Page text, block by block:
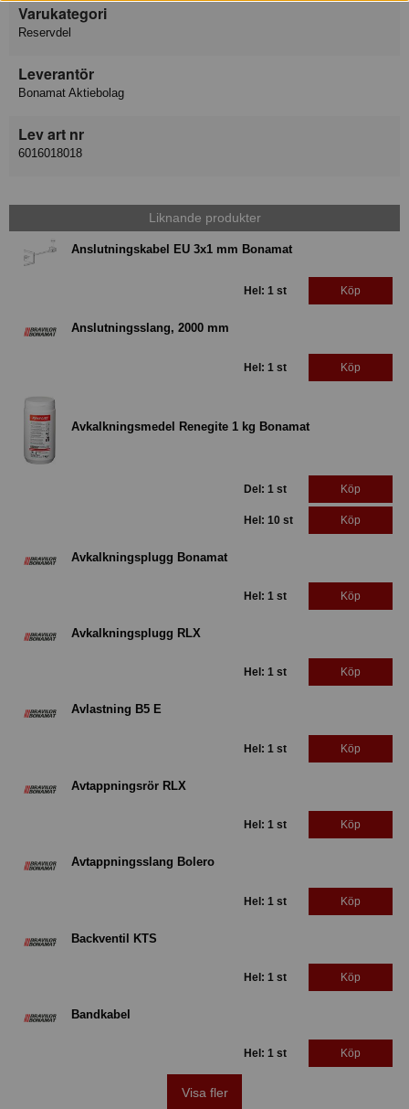
Varukategori
Reservdel
Leverantör
Bonamat Aktiebolag
Lev art nr
6016018018
Liknande produkter
Anslutningskabel EU 3x1 mm Bonamat
Hel: 1 st Köp
Anslutningsslang, 2000 mm
Hel: 1 st Köp
Avkalkningsmedel Renegite 1 kg Bonamat
Del: 1 st Köp
Hel: 10 st Köp
Avkalkningsplugg Bonamat
Hel: 1 st Köp
Avkalkningsplugg RLX
Hel: 1 st Köp
Avlastning B5 E
Hel: 1 st Köp
Avtappningsrör RLX
Hel: 1 st Köp
Avtappningsslang Bolero
Hel: 1 st Köp
Backventil KTS
Hel: 1 st Köp
Bandkabel
Hel: 1 st Köp
Visa fler